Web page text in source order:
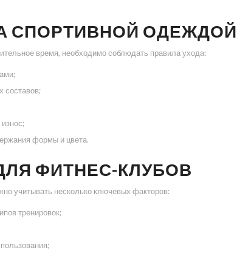
СПОРТИВНОЙ ОДЕЖДОЙ
время, необходимо соблюдать правила ухода:
составов;
формы и цвета.
ФИТНЕС-КЛУБОВ
учитывать несколько ключевых факторов:
тренировок;